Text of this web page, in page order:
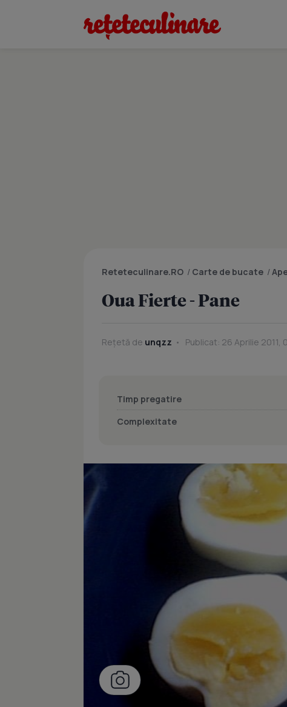
Reteteculinare.RO / Carte de bucate /
Oua Fierte - Pane
Rețetă de unqzz Publicat: 26 Aprilie 2011,
Timp pregatire
Complexitate